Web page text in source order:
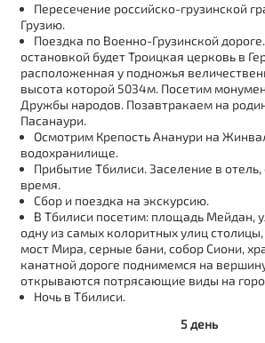
Пересечение российско-грузинской
Грузию.
Поездка по Военно-Грузинской
остановкой будет Троицкая церковь в
расположенная у подножья
высота которой 5034м. Посетим
Дружбы народов. Позавтракаем на
Пасанаури.
Осмотрим Крепость Ананури на
водохранилище.
Прибытие Тбилиси. Заселение в
время.
Сбор и поездка на экскурсию.
В Тбилиси посетим: площадь Мейдан,
одну из самых колоритных улиц
мост Мира, серные бани, собор Сиони,
канатной дороге поднимемся на
открываются потрясающие виды на
Ночь в Тбилиси.
5 день